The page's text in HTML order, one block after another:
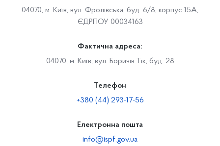
04070, м. Київ, вул. Фролівська, буд. 6/8, корпус 15А,
ЄДРПОУ 00034163
Фактична адреса:
04070, м. Київ, вул. Боричів Тік, буд. 28
Телефон
+380 (44) 293-17-56
Електронна пошта
info@ispf.gov.ua